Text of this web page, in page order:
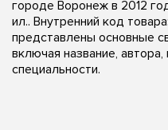
городе Воронеж в 2012
ил.. Внутренний код
представлены основные
включая название,
специальности.